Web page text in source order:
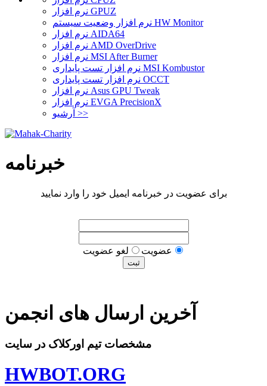
نرم افزار GPUZ
نرم افزار وضعیت سیستم HW Monitor
نرم افزار AIDA64
نرم افزار AMD OverDrive
نرم افزار MSI After Burner
نرم افزار تست پایداری MSI Kombustor
نرم افزار تست پایداری OCCT
نرم افزار Asus GPU Tweak
نرم افزار EVGA PrecisionX
آرشیو >>
خبرنامه
برای عضویت در خبرنامه ایمیل خود را وارد نمایید
عضويت لغو عضويت
آخرین ارسال های انجمن
مشخصات تیم اورکلاک در سایت
HWBOT.ORG